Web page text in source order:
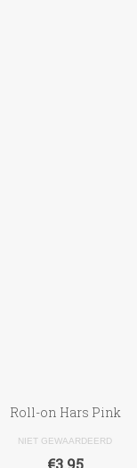
Roll-on Hars Pink
NIET GEWAARDEERD